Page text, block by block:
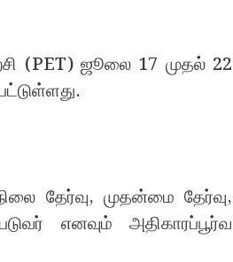
(PET) ஜூலை 17 முதல் 22
தேர்வு, முதன்மை தேர்வு,
எனவும் அதிகாரப்பூர்வ